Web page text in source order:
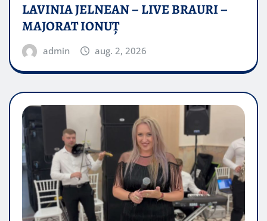
LAVINIA JELNEAN – LIVE BRAURI –
MAJORAT IONUŢ
admin aug. 2, 2026